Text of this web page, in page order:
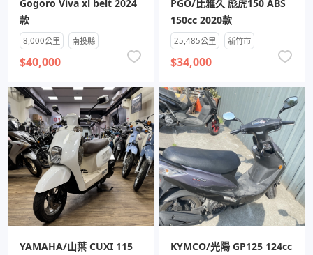
Gogoro Viva xl belt 2024
款
8,000公里 南投縣
$40,000
PGO/比雅久 彪虎150 ABS
150cc 2020款
25,485公里 新竹市
$34,000
YAMAHA/山葉 CUXI 115
KYMCO/光陽 GP125 124cc